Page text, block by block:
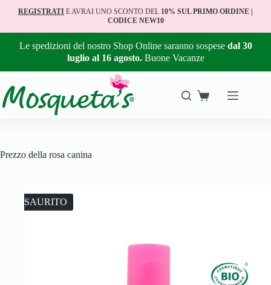
REGISTRATI E AVRAI UNO SCONTO DEL 10% SUL PRIMO ORDINE |
CODICE NEW10
Le spedizioni del nostro Shop Online saranno sospese dal 30
luglio al 16 agosto. Buone Vacanze
Prezzo della rosa canina
ESAURITO